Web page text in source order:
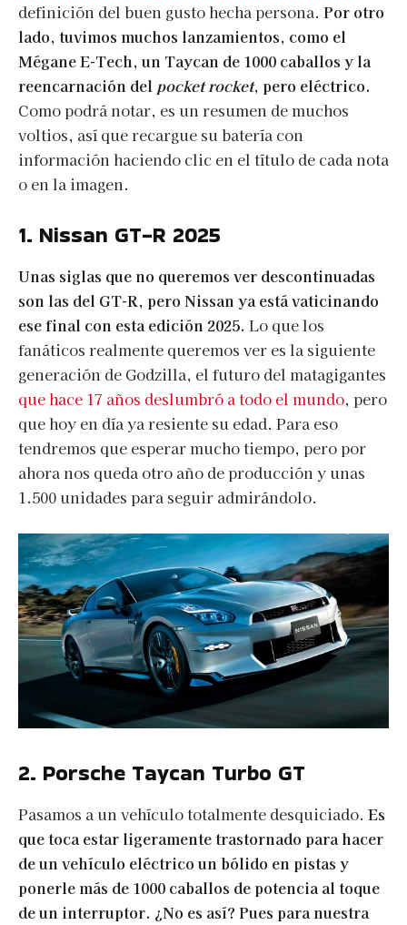
definición del buen gusto hecha persona. Por otro
lado, tuvimos muchos lanzamientos, como el
Mégane E-Tech, un Taycan de 1000 caballos y la
reencarnación del pocket rocket, pero eléctrico.
Como podrá notar, es un resumen de muchos
voltios, así que recargue su batería con
información haciendo clic en el título de cada nota
o en la imagen.
1. Nissan GT-R 2025
Unas siglas que no queremos ver descontinuadas
son las del GT-R, pero Nissan ya está vaticinando
ese final con esta edición 2025. Lo que los
fanáticos realmente queremos ver es la siguiente
generación de Godzilla, el futuro del matagigantes
que hace 17 años deslumbró a todo el mundo, pero
que hoy en día ya resiente su edad. Para eso
tendremos que esperar mucho tiempo, pero por
ahora nos queda otro año de producción y unas
1.500 unidades para seguir admirándolo.
2. Porsche Taycan Turbo GT
Pasamos a un vehículo totalmente desquiciado. Es
que toca estar ligeramente trastornado para hacer
de un vehículo eléctrico un bólido en pistas y
ponerle más de 1000 caballos de potencia al toque
de un interruptor. ¿No es así? Pues para nuestra